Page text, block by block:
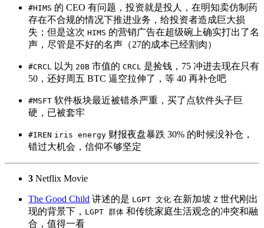
#HIMS 的 CEO 有问题，投资就是投人，在明知卖仿制药
存在不合规的情况下推进业务，给投资者造成巨大损
失；但是这次 HIMS 的营销广告在超级碗上确实打出了名
声，尽管是不好的名声（27的成本已经割肉）
#CRCL 以为 20B 市值的 CRCL 是捡钱，75 冲进去现在只有
50，还好周五 BTC 逼空拉伸了，等 40 再补仓吧
#MSFT 软件板块最近被错杀严重，买了点软件头子巨
硬，已被套牢
#IREN iris energy 财报夜盘暴跌 30% 的时候没补仓，
错过大机会，信仰不够坚定
3 Netflix Movie
The Good Child 讲述的是 LGPT 文化 在新加坡 Z 世代刚出
现的背景下， LGPT 群体 和传统家庭生活观念的冲突和融
合，值得一看